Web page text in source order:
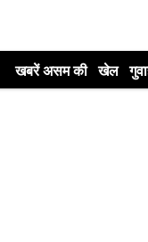
खबरें असम की खेल